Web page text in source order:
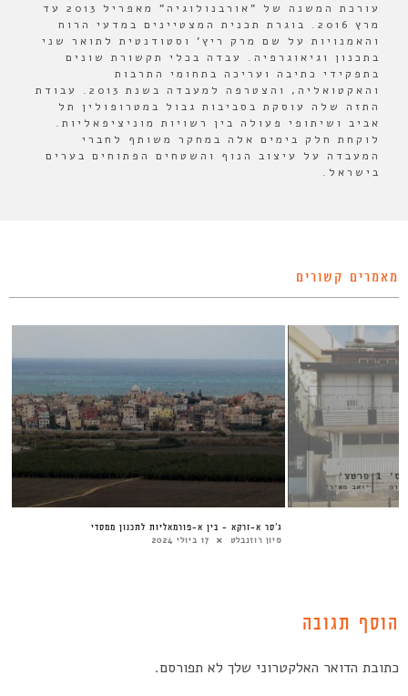
עורכת המשנה של "אורבנולוגיה" מאפריל 2013 עד
מרץ 2016. בוגרת תכנית המצטיינים במדעי הרוח
והאמנויות על שם מרק ריץ' וסטודנטית לתואר שני
בתכנון וגיאוגרפיה. עבדה בכלי תקשורת שונים
בתפקידי כתיבה ועריכה בתחומי התרבות
והאקטואליה, והצטרפה למעבדה בשנת 2013. עבודת
התזה שלה עוסקת בסביבות גבול במטרופולין תל
אביב ושיתופי פעולה בין רשויות מוניציפאליות.
לוקחת חלק בימים אלה במחקר משותף לחברי
המעבדה על עיצוב הנוף והשטחים הפתוחים בערים
בישראל.
מאמרים קשורים
ג’סר א-זרקא – בין א-פורמאליות לתכנון ממסדי
סיון רוזנבלט 17 ביולי 2024
הוסף תגובה
כתובת הדואר האלקטרוני שלך לא תפורסם.